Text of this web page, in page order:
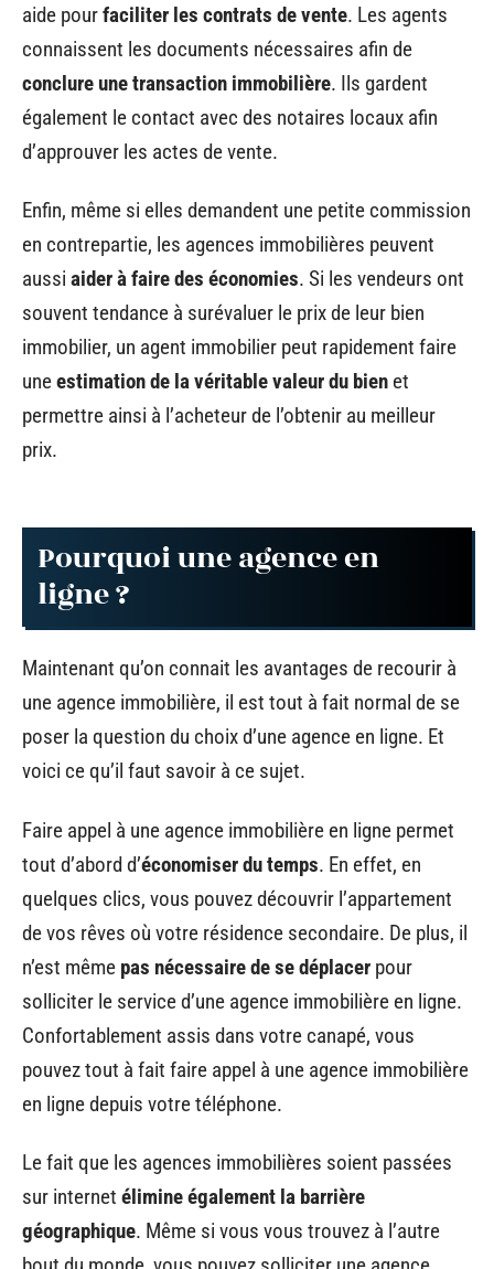
aide pourfaciliter les contrats de vente. Les agents
connaissent les documents nécessaires afin de
conclure une transaction immobilière. Ils gardent
également le contact avec des notaires locaux afin
d’approuver les actes de vente.
Enfin, même si elles demandent une petite commission
en contrepartie, les agences immobilières peuvent
aussi aider à faire des économies. Si les vendeurs ont
souvent tendance à surévaluer le prix de leur bien
immobilier, un agent immobilier peut rapidement faire
uneestimation de la véritable valeur du bien et
permettre ainsi à l’acheteur de l’obtenir au meilleur
prix.
Pourquoi une agence en
ligne ?
Maintenant qu’on connait les avantages de recourir à
une agence immobilière, il est tout à fait normal de se
poser la question du choix d’une agence en ligne. Et
voici ce qu’il faut savoir à ce sujet.
Faire appel à une agence immobilière en ligne permet
tout d’abord d’économiser du temps. En effet, en
quelques clics, vous pouvez découvrir l’appartement
de vos rêves où votre résidence secondaire. De plus, il
n’est même pas nécessaire de se déplacer pour
solliciter le service d’une agence immobilière en ligne.
Confortablement assis dans votre canapé, vous
pouvez tout à fait faire appel à une agence immobilière
en ligne depuis votre téléphone.
Le fait que les agences immobilières soient passées
sur internet élimine également la barrière
géographique. Même si vous vous trouvez à l’autre